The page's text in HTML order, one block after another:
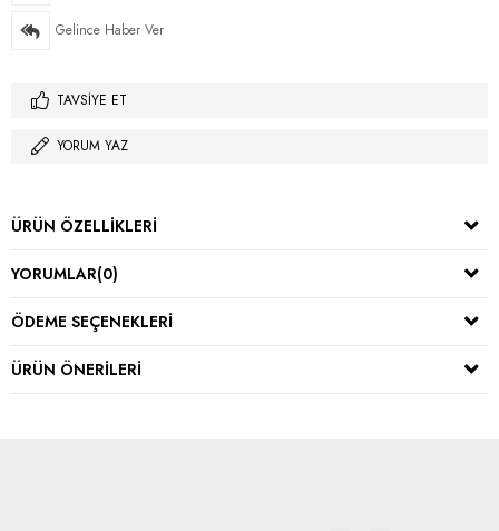
Gelince Haber Ver
TAVSIYE ET
YORUM YAZ
ÜRÜN ÖZELLIKLERI
YORUMLAR(0)
ÖDEME SEÇENEKLERI
ÜRÜN ÖNERILERI